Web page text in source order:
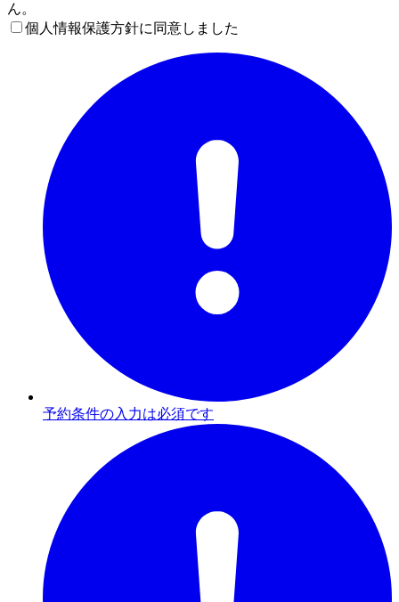
ん。
個人情報保護方針に同意しました
予約条件の入力は必須です